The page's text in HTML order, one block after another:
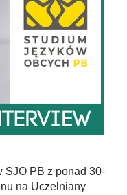
SJO PB z ponad 30-
na Uczelniany